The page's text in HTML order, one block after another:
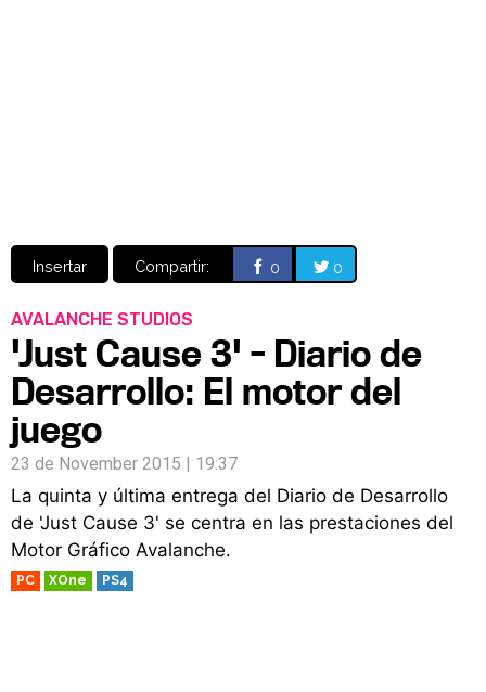
Insertar Compartir: 0 0
AVALANCHE STUDIOS
'Just Cause 3' - Diario de
Desarrollo: El motor del
juego
23 de November 2015 | 19:37
La quinta y última entrega del Diario de Desarrollo
de 'Just Cause 3' se centra en las prestaciones del
Motor Gráfico Avalanche.
PC XOne PS4